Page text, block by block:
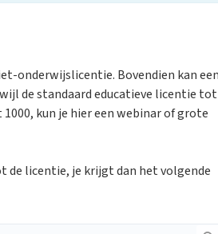
onderwijslicentie. Bovendien kan
de standaard educatieve licentie tot
kun je hier een webinar of grote
licentie, je krijgt dan het volgende